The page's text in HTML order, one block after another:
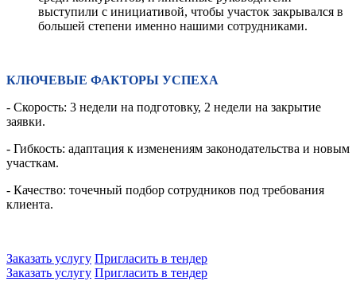
выступили с инициативой, чтобы участок закрывался в
большей степени именно нашими сотрудниками.
КЛЮЧЕВЫЕ ФАКТОРЫ УСПЕХА
- Скорость: 3 недели на подготовку, 2 недели на закрытие
заявки.
- Гибкость: адаптация к изменениям законодательства и новым
участкам.
- Качество: точечный подбор сотрудников под требования
клиента.
Заказать услугу Пригласить в тендер
Заказать услугу Пригласить в тендер